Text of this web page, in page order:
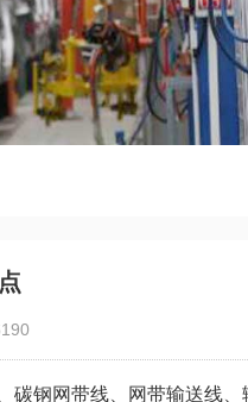
碳钢网带线、网带输送线、